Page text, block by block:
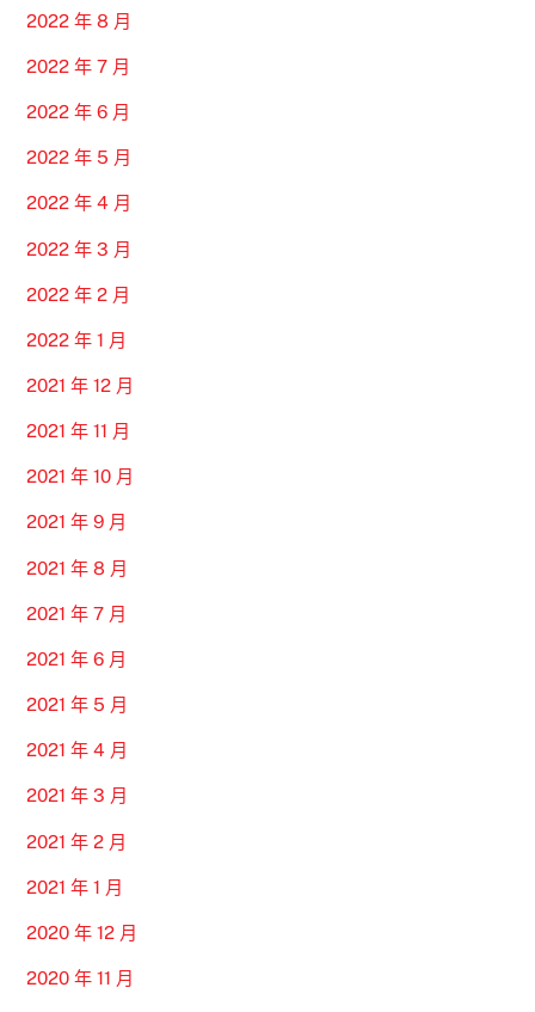
2022 年 8 月
2022 年 7 月
2022 年 6 月
2022 年 5 月
2022 年 4 月
2022 年 3 月
2022 年 2 月
2022 年 1 月
2021 年 12 月
2021 年 11 月
2021 年 10 月
2021 年 9 月
2021 年 8 月
2021 年 7 月
2021 年 6 月
2021 年 5 月
2021 年 4 月
2021 年 3 月
2021 年 2 月
2021 年 1 月
2020 年 12 月
2020 年 11 月